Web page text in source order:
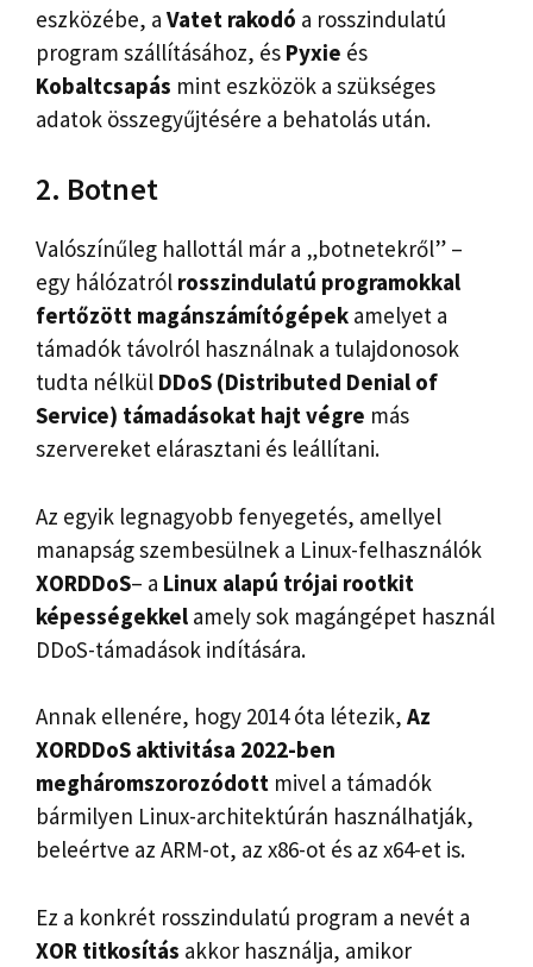
eszközébe, a Vatet rakodó a rosszindulatú
program szállításához, és Pyxie és
Kobaltcsapás mint eszközök a szükséges
adatok összegyűjtésére a behatolás után.
2. Botnet
Valószínűleg hallottál már a „botnetekről” –
egy hálózatról rosszindulatú programokkal
fertőzött magánszámítógépek amelyet a
támadók távolról használnak a tulajdonosok
tudta nélkül DDoS (Distributed Denial of
Service) támadásokat hajt végre más
szervereket elárasztani és leállítani.
Az egyik legnagyobb fenyegetés, amellyel
manapság szembesülnek a Linux-felhasználók
XORDDoS– a Linux alapú trójai rootkit
képességekkel amely sok magángépet használ
DDoS-támadások indítására.
Annak ellenére, hogy 2014 óta létezik, Az
XORDDoS aktivitása 2022-ben
megháromszorozódott mivel a támadók
bármilyen Linux-architektúrán használhatják,
beleértve az ARM-ot, az x86-ot és az x64-et is.
Ez a konkrét rosszindulatú program a nevét a
XOR titkosítás akkor használja, amikor